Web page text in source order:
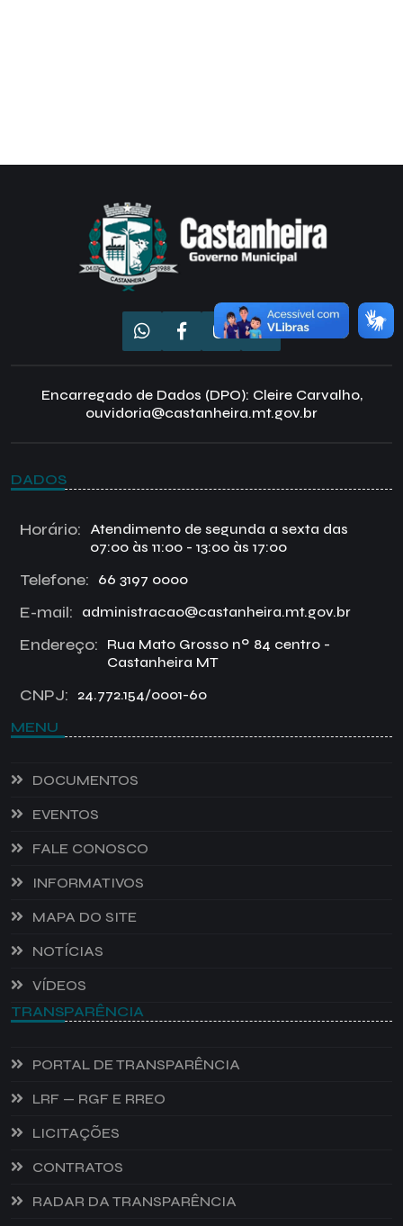
Encarregado de Dados (DPO): Cleire Carvalho,
ouvidoria@castanheira.mt.gov.br
DADOS
Horário:
Atendimento de segunda a sexta das
07:00 às 11:00 - 13:00 às 17:00
Telefone: 66 3197 0000
E-mail: administracao@castanheira.mt.gov.br
Endereço:
Rua Mato Grosso nº 84 centro -
Castanheira MT
CNPJ: 24.772.154/0001-60
MENU
DOCUMENTOS
EVENTOS
FALE CONOSCO
INFORMATIVOS
MAPA DO SITE
NOTÍCIAS
VÍDEOS
TRANSPARÊNCIA
PORTAL DE TRANSPARÊNCIA
LRF — RGF E RREO
LICITAÇÕES
CONTRATOS
RADAR DA TRANSPARÊNCIA